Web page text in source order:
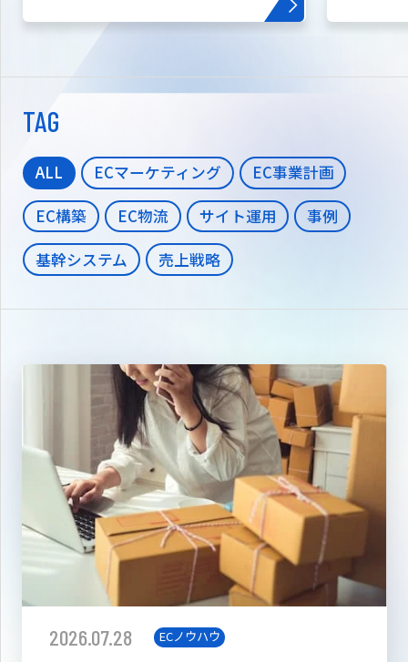
TAG
ALL ECマーケティング
EC事業計画
EC構築
EC物流 サイト運用
事例
基幹システム
売上戦略
2026.07.28 ECノウハウ